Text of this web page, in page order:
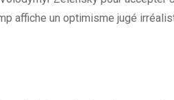
affiche un optimisme jugé